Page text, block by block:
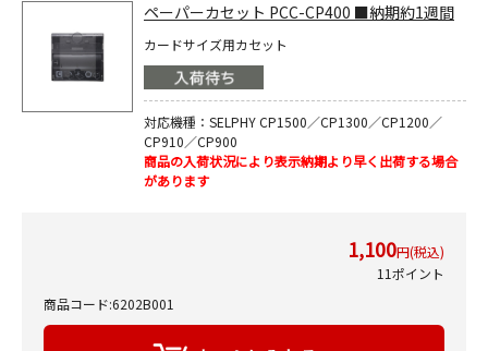
ペーパーカセット PCC-CP400 ■納期約1週間
カードサイズ用カセット
対応機種：SELPHY CP1500／CP1300／CP1200／
CP910／CP900
商品の入荷状況により表示納期より早く出荷する場合
があります
1,100円(税込)
11ポイント
商品コード:6202B001